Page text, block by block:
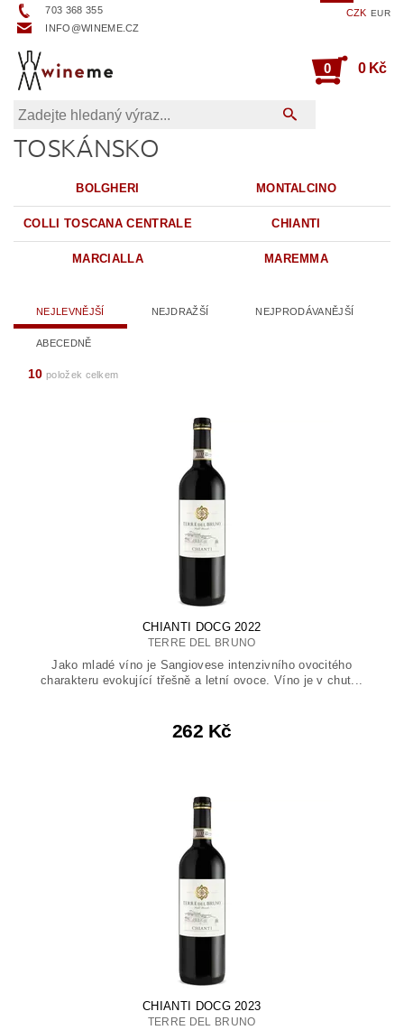
703 368 355
INFO@WINEME.CZ
CZK EUR
0 0 Kč
TOSKÁNSKO
BOLGHERI MONTALCINO
COLLI TOSCANA CENTRALE CHIANTI
MARCIALLA MAREMMA
NEJLEVNĚJŠÍ NEJDRAŽŠÍ NEJPRODÁVANĚJŠÍ
ABECEDNĚ
10 položek celkem
CHIANTI DOCG 2022
TERRE DEL BRUNO
Jako mladé víno je Sangiovese intenzivního ovocitého
charakteru evokující třešně a letní ovoce. Víno je v chut...
262 Kč
CHIANTI DOCG 2023
TERRE DEL BRUNO